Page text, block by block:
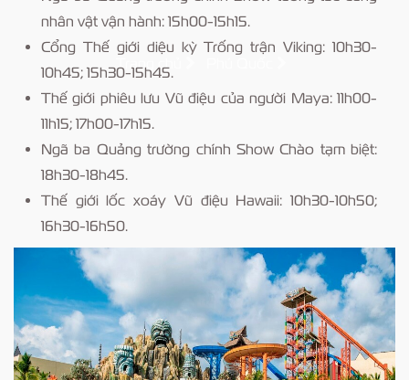
Trang chủ
nhân vật vận hành: 15h00-15h15.
Cổng Thế giới diệu kỳ Trống trận Viking: 10h30-
10h45; 15h30-15h45.
Thế giới phiêu lưu Vũ điệu của người Maya: 11h00-
11h15; 17h00-17h15.
Ngã ba Quảng trường chính Show Chào tạm biệt:
18h30-18h45.
Thế giới lốc xoáy Vũ điệu Hawaii: 10h30-10h50;
16h30-16h50.